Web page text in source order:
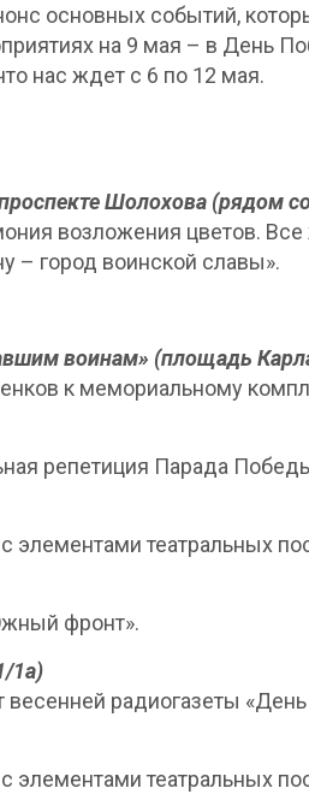
основных событий,
на 9 мая – в День
нас ждет с 6 по 12 мая.
Шолохова (рядом
возложения цветов.
– город воинской славы».
воинам» (площадь
к мемориальному
репетиция Парада
элементами театральных
фронт».
1а)
весенней радиогазеты
элементами театральных